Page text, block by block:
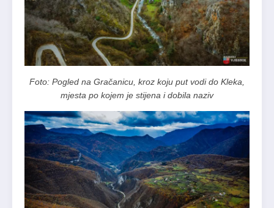
Foto: Pogled na Gračanicu, kroz koju put vodi do Kleka,
mjesta po kojem je stijena i dobila naziv